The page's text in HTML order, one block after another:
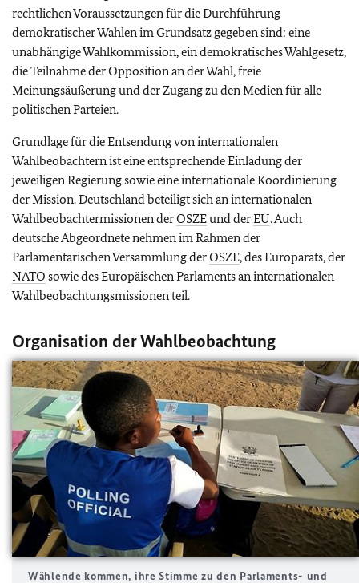
rechtlichen Voraussetzungen für die Durchführung
demokratischer Wahlen im Grundsatz gegeben sind: eine
unabhängige Wahlkommission, ein demokratisches Wahlgesetz,
die Teilnahme der Opposition an der Wahl, freie
Meinungsäußerung und der Zugang zu den Medien für alle
politischen Parteien.
Grundlage für die Entsendung von internationalen
Wahlbeobachtern ist eine entsprechende Einladung der
jeweiligen Regierung sowie eine internationale Koordinierung
der Mission. Deutschland beteiligt sich an internationalen
Wahlbeobachtermissionen derOSZEund derEU. Auch
deutsche Abgeordnete nehmen im Rahmen der
Parlamentarischen Versammlung derOSZE, des Europarats, der
NATO sowie des Europäischen Parlaments an internationalen
Wahlbeobachtungsmissionen teil.
Organisation der Wahlbeobachtung
Wählende kommen, ihre Stimme zu den Parlaments- und